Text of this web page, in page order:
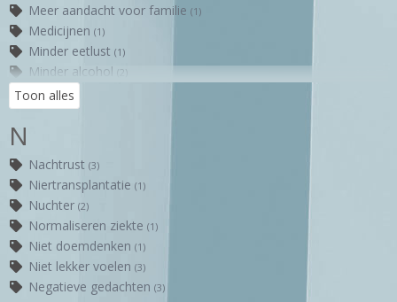
Meer aandacht voor familie(1)
Medicijnen(1)
Minder eetlust(1)
Minder alcohol (2)
Minder eten
MRI-gestuurde biopsie
Toon alles
N
Nachtrust(3)
Niertransplantatie(1)
Nuchter(2)
Normaliseren ziekte(1)
Niet doemdenken(1)
Niet lekker voelen(3)
Negatieve gedachten(3)